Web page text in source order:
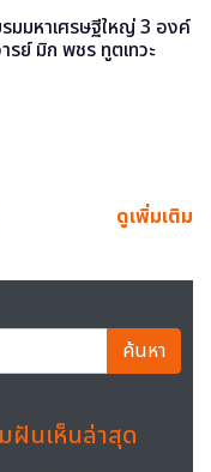
รมมหาเศรษฐีใหญ่ 3 องค์
รย์ มิก พชร ทูตเทวะ
ดูเพิ่มเติม
ค้นหา
ฝันเห็นล่าสุด